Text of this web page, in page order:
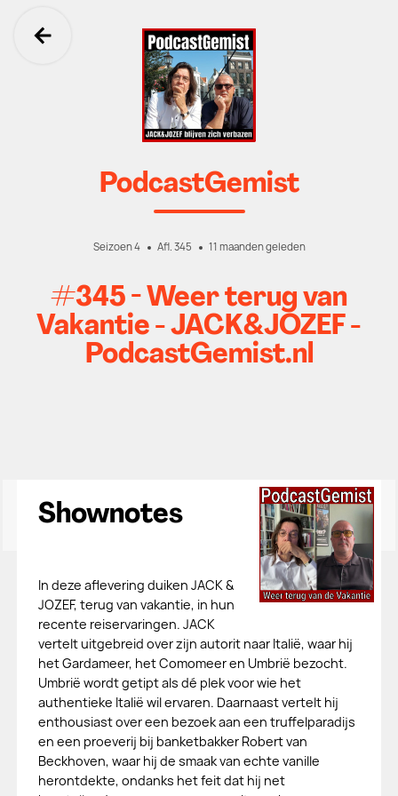
Ga terug
PodcastGemist
Seizoen 4 Afl. 345 11 maanden geleden
#345 - Weer terug van
Vakantie - JACK&JOZEF -
PodcastGemist.nl
Shownotes
In deze aflevering duiken JACK &
JOZEF, terug van vakantie, in hun
recente reiservaringen. JACK
vertelt uitgebreid over zijn autorit naar Italië, waar hij
het Gardameer, het Comomeer en Umbrië bezocht.
Umbrië wordt getipt als dé plek voor wie het
authentieke Italië wil ervaren. Daarnaast vertelt hij
enthousiast over een bezoek aan een truffelparadijs
en een proeverij bij banketbakker Robert van
Beckhoven, waar hij de smaak van echte vanille
herontdekte, ondanks het feit dat hij net